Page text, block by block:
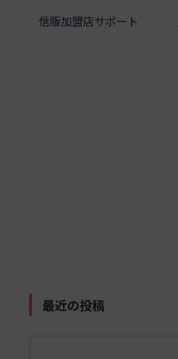
信販加盟店サポート
最近の投稿